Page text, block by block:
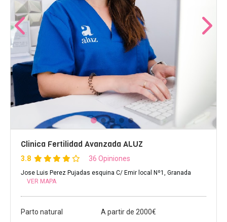
Clinica Fertilidad Avanzada ALUZ
3.8 36 Opiniones
Jose Luis Perez Pujadas esquina C/ Emir local Nº1, Granada
VER MAPA
Parto natural
A partir de 2000€